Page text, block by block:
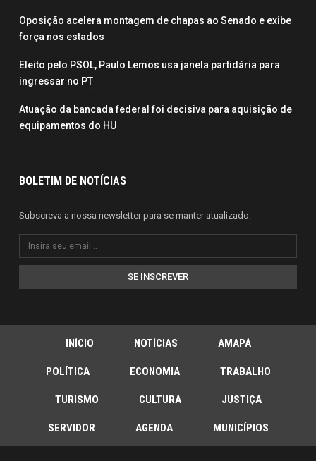
Oposição acelera montagem de chapas ao Senado e exibe
força nos estados
Eleito pelo PSOL, Paulo Lemos usa janela partidária para
ingressar no PT
Atuação da bancada federal foi decisiva para aquisição de
equipamentos do HU
BOLETIM DE NOTÍCIAS
Subscreva a nossa newsletter para se manter atualizado.
SE INSCREVER
INÍCIO NOTÍCIAS AMAPÁ
POLÍTICA ECONOMIA TRABALHO
TURISMO CULTURA JUSTIÇA
SERVIDOR AGENDA MUNICÍPIOS